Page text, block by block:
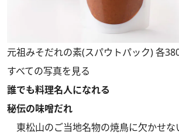
元祖みそだれの素(スパウトパック) 各
すべての写真を見る
誰でも料理名人になれる
秘伝の味噌だれ
東松山のご当地名物の焼鳥に欠かせな